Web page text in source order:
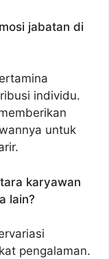
jabatan di
individu.
untuk
karyawan
lain?
pengalaman.